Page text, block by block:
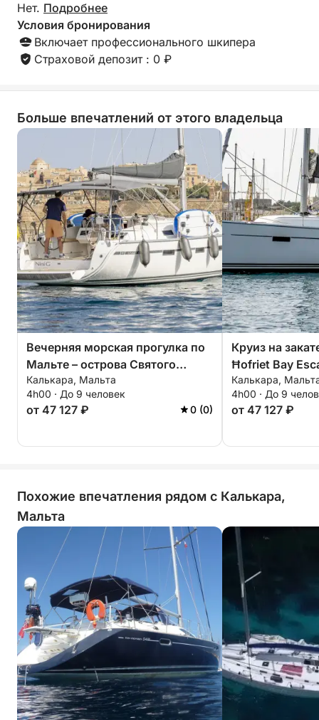
Нет. Подробнее
Условия бронирования
Включает профессионального шкипера
Страховой депозит : 0 ₽
Больше впечатлений от этого владельца
Вечерняя морская прогулка по
Мальте – острова Святого
Павла и закат
Калькара, Мальта
4h00 · До 9 человек
от 47 127 ₽ 0 (0)
Круиз на
Ħofriet Bay
Калькара,
4h00 · До 9
от 47 127 ₽
Похожие впечатления рядом с Калькара,
Мальта